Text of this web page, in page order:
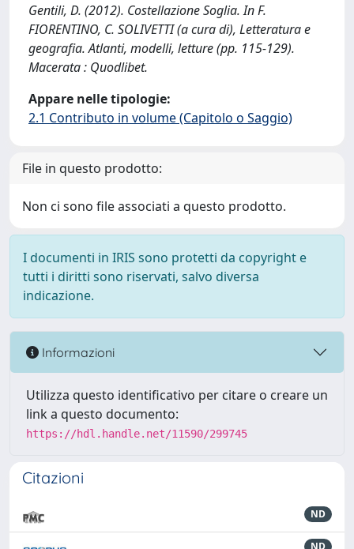
Gentili, D. (2012). Costellazione Soglia. In F.
FIORENTINO, C. SOLIVETTI (a cura di), Letteratura e
geografia. Atlanti, modelli, letture (pp. 115-129).
Macerata : Quodlibet.
Appare nelle tipologie:
2.1 Contributo in volume (Capitolo o Saggio)
File in questo prodotto:
Non ci sono file associati a questo prodotto.
I documenti in IRIS sono protetti da copyright e
tutti i diritti sono riservati, salvo diversa
indicazione.
Informazioni
Utilizza questo identificativo per citare o creare un
link a questo documento:
https://hdl.handle.net/11590/299745
Citazioni
ND